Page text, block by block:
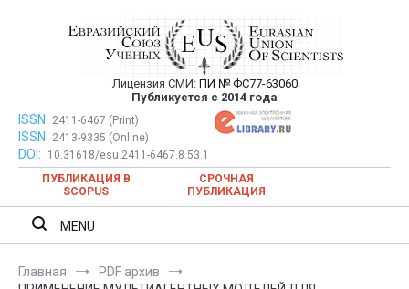
Евразийский Союз Ученых —
публикация научных статей в
ежемесячном научном журнале
Лицензия СМИ: ПИ № ФС77-63060
Публикуется с 2014 года
Евразийский Союз Ученых — публикация научных статей в
ежемесячном научном журнале
ISSN: 2411-6467 (Print)
ISSN: 2413-9335 (Online)
DOI:
10.31618/esu.2411-6467.8.53.1
ПУБЛИКАЦИЯ В
SCOPUS
СРОЧНАЯ
ПУБЛИКАЦИЯ
MENU
Главная
PDF архив